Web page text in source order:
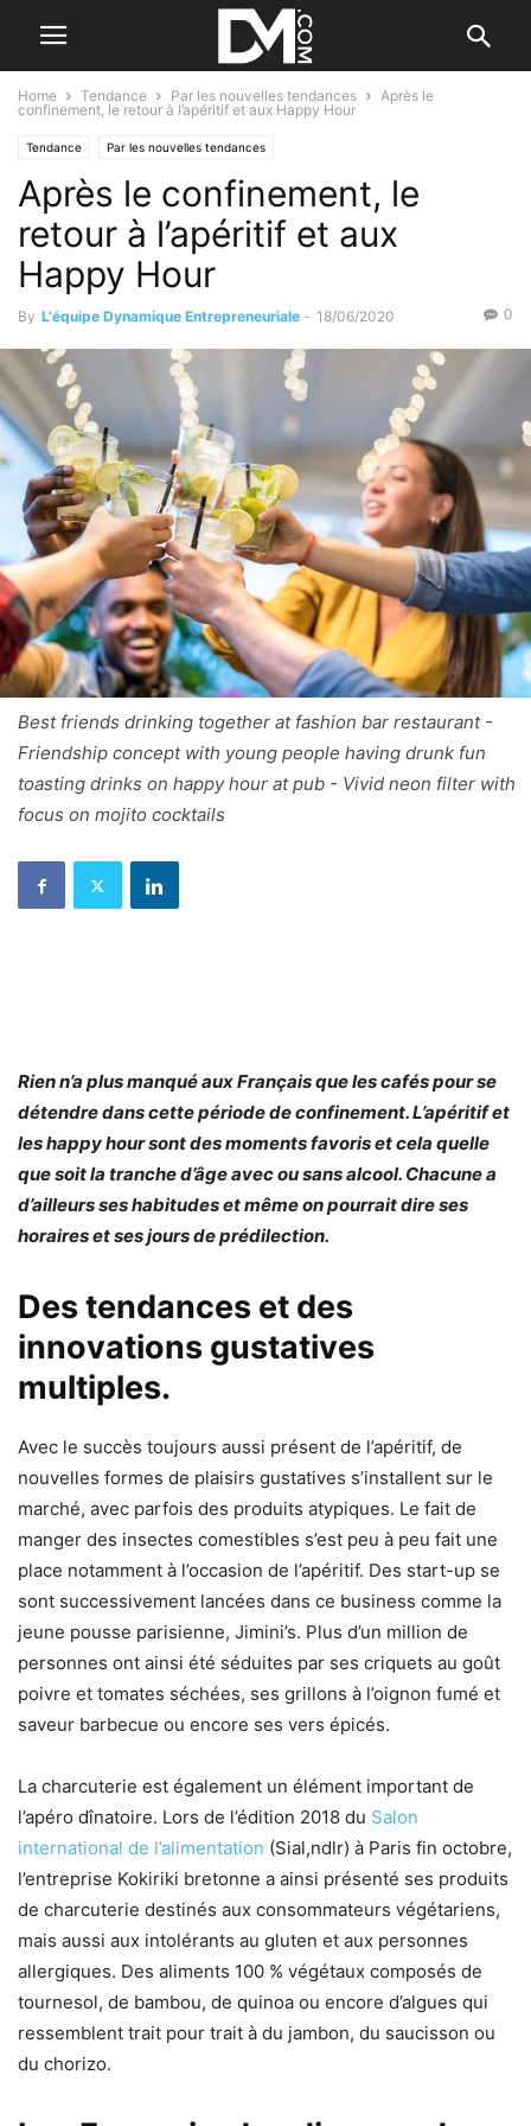
Home Tendance Par les nouvelles tendances
Après le
confinement, le retour à l’apéritif et aux Happy Hour
Tendance Par les nouvelles tendances
Après le confinement, le
retour à l’apéritif et aux
Happy Hour
By L'équipe Dynamique Entrepreneuriale - 18/06/2020 0
Best friends drinking together at fashion bar restaurant -
Friendship concept with young people having drunk fun
toasting drinks on happy hour at pub - Vivid neon filter with
focus on mojito cocktails
Rien n’a plus manqué aux Français que les cafés pour se
détendre dans cette période de confinement. L’apéritif et
les happy hour sont des moments favoris et cela quelle
que soit la tranche d’âge avec ou sans alcool. Chacune a
d’ailleurs ses habitudes et même on pourrait dire ses
horaires et ses jours de prédilection.
Des tendances et des
innovations gustatives
multiples.
Avec le succès toujours aussi présent de l’apéritif, de
nouvelles formes de plaisirs gustatives s’installent sur le
marché, avec parfois des produits atypiques. Le fait de
manger des insectes comestibles s’est peu à peu fait une
place notamment à l’occasion de l’apéritif. Des start-up se
sont successivement lancées dans ce business comme la
jeune pousse parisienne, Jimini’s. Plus d’un million de
personnes ont ainsi été séduites par ses criquets au goût
poivre et tomates séchées, ses grillons à l’oignon fumé et
saveur barbecue ou encore ses vers épicés.
La charcuterie est également un élément important de
l’apéro dînatoire. Lors de l’édition 2018 du Salon
international de l’alimentation (Sial,ndlr) à Paris fin octobre,
l’entreprise Kokiriki bretonne a ainsi présenté ses produits
de charcuterie destinés aux consommateurs végétariens,
mais aussi aux intolérants au gluten et aux personnes
allergiques. Des aliments 100 % végétaux composés de
tournesol, de bambou, de quinoa ou encore d’algues qui
ressemblent trait pour trait à du jambon, du saucisson ou
du chorizo.